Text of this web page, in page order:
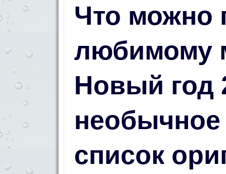
Что можно
любимому
Новый год
необычное
список